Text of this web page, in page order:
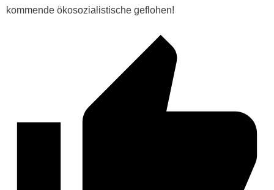
kommende ökosozialistische geflohen!